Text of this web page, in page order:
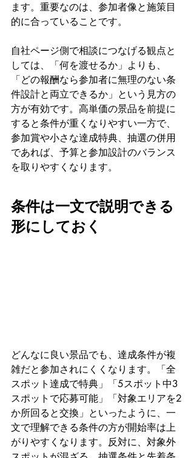
ます。重要なのは、参加者像と施策目
的に合っていることです。
自社ページ側で相談につなげる観点と
しては、「何を渡せるか」よりも、
「どの報酬なら参加者に無理のない条
件設計と両立できるか」という見方の
方が有効です。高単価の景品を前提に
すると条件が重くなりやすい一方で、
参加賞や小さな達成特典、抽選の併用
であれば、予算と参加設計のバランス
を取りやすくなります。
条件は一文で説明できる
形にしておく
どんなに良い景品でも、達成条件が複
雑だと参加されにくくなります。「全
スポット達成で特典」「5スポット中3
スポットで応募可能」「対象エリアを2
か所回ると交換」といったように、一
文で理解できる条件の方が開始率は上
がりやすくなります。反対に、対象外